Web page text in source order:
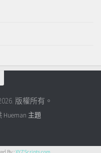
版權所有。
Hueman 主題